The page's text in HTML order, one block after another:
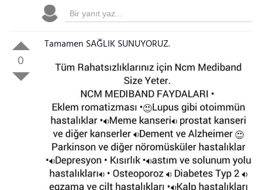
0
Tamamen SAĞLIK SUNUYORUZ.